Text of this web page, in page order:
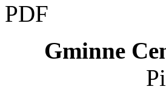
PDF
Gminne